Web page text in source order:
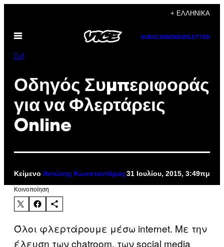
περιεχόμενο
+ ΕΛΛΗΝΙΚΆ
Ανοίξτε
SUBSCRIBENEWSLETTER
Σεξ
Οδηγός Συμπεριφοράς
για να Φλερτάρεις
Online
Κείμενο Αντώνης Κωνσταντάρας31 Ιουλίου, 2015, 3:49πμ
Kοινοποίηση
Όλοι φλερτάρουμε μέσω internet. Με την
έλευση των chatroom, των social media